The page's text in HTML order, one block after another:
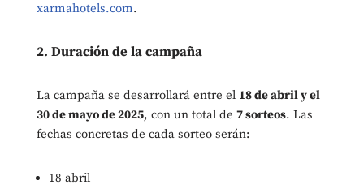
xarmahotels.com.
2. Duración de la campaña
La campaña se desarrollará entre el 18 de abril y el
30de mayo de 2025, con un total de 7 sorteos. Las
fechas concretas de cada sorteo serán:
18 abril